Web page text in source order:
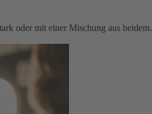
oder mit einer Mischung aus beidem.